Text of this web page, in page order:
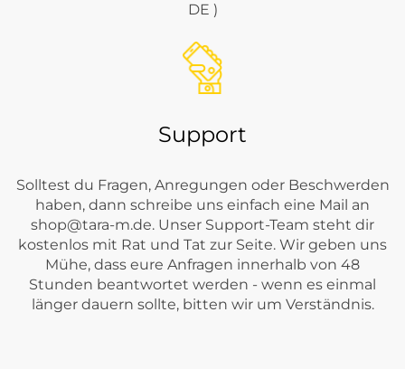
DE )
Support
Solltest du Fragen, Anregungen oder Beschwerden
haben, dann schreibe uns einfach eine Mail an
shop@tara-m.de. Unser Support-Team steht dir
kostenlos mit Rat und Tat zur Seite. Wir geben uns
Mühe, dass eure Anfragen innerhalb von 48
Stunden beantwortet werden - wenn es einmal
länger dauern sollte, bitten wir um Verständnis.